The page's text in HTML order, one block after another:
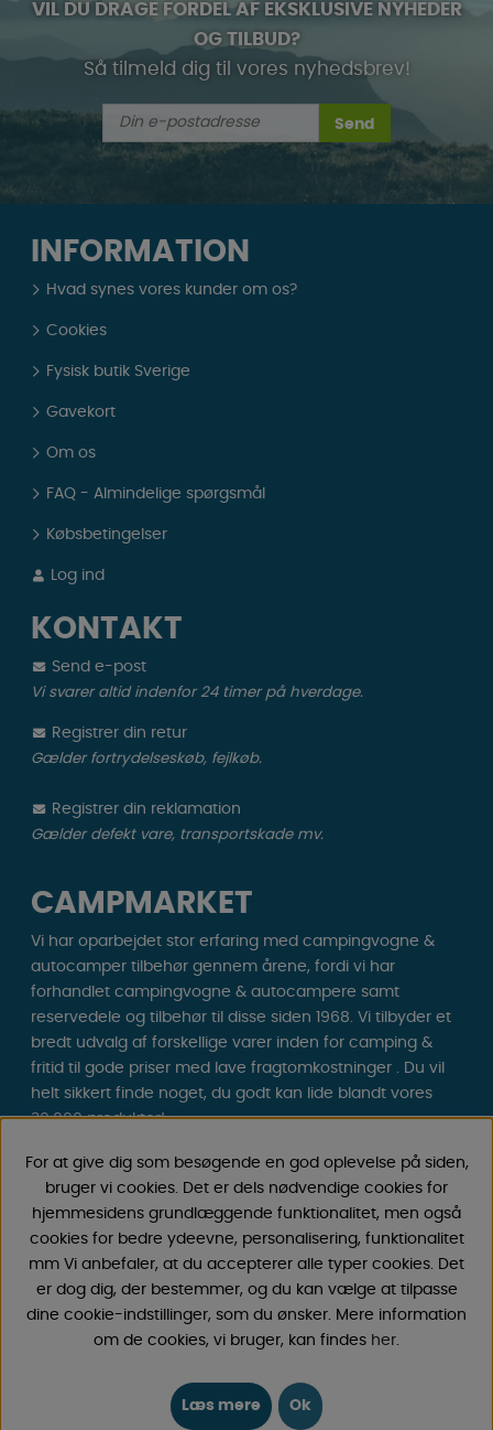
VIL DU DRAGE FORDEL AF EKSKLUSIVE NYHEDER
OG TILBUD?
Så tilmeld dig til vores nyhedsbrev!
Send
INFORMATION
Hvad synes vores kunder om os?
Cookies
Fysisk butik Sverige
Gavekort
Om os
FAQ - Almindelige spørgsmål
Købsbetingelser
Log ind
KONTAKT
Send e-post
Vi svarer altid indenfor 24 timer på hverdage.
Registrer din retur
Gælder fortrydelseskøb, fejlkøb.
Registrer din reklamation
Gælder defekt vare, transportskade mv.
CAMPMARKET
Vi har oparbejdet stor erfaring med campingvogne &
autocamper tilbehør gennem årene, fordi vi har
forhandlet campingvogne & autocampere samt
reservedele og tilbehør til disse siden 1968. Vi tilbyder et
bredt udvalg af forskellige varer inden for camping &
fritid til gode priser med lave fragtomkostninger . Du vil
helt sikkert finde noget, du godt kan lide blandt vores
30.000 produkter!
Følg os på Facebook og Instagram for inspiration,
nyheder og eksklusive tilbud. Campinglivet begynder
hos os!
For at give dig som besøgende en god oplevelse på siden,
bruger vi cookies. Det er dels nødvendige cookies for
hjemmesidens grundlæggende funktionalitet, men også
cookies for bedre ydeevne, personalisering, funktionalitet
mm Vi anbefaler, at du accepterer alle typer cookies. Det
er dog dig, der bestemmer, og du kan vælge at tilpasse
dine cookie-indstillinger, som du ønsker. Mere information
om de cookies, vi bruger, kan findes her.
Læs mere Ok